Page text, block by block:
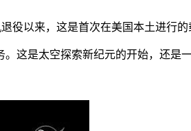
役以来，这是首次在美国本土进行
这是太空探索新纪元的开始，还是